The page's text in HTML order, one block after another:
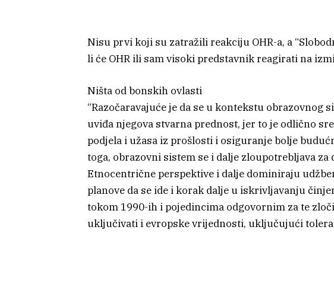
Nisu prvi koji su zatražili reakciju OHR-a, a
li će OHR ili sam visoki predstavnik reagirati na
Ništa od bonskih ovlasti
“Razočaravajuće je da se u kontekstu obrazovnog
uviđa njegova stvarna prednost, jer to je odlično
podjela i užasa iz prošlosti i osiguranje bolje
toga, obrazovni sistem se i dalje zloupotrebljava
Etnocentrične perspektive i dalje dominiraju
planove da se ide i korak dalje u iskrivljavanju
tokom 1990-ih i pojedincima odgovornim za te
uključivati i evropske vrijednosti, uključujući